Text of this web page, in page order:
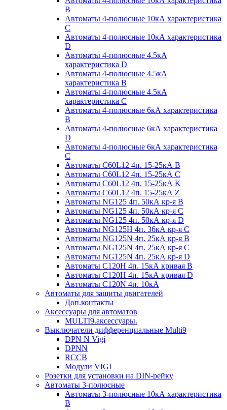
B
Автоматы 4-полюсные 10кА характеристика
C
Автоматы 4-полюсные 10кА характеристика
D
Автоматы 4-полюсные 4.5кА
характеристика D
Автоматы 4-полюсные 4.5кА
характеристика В
Автоматы 4-полюсные 4.5кА
характеристика С
Автоматы 4-полюсные 6кА характеристика
B
Автоматы 4-полюсные 6кА характеристика
D
Автоматы 4-полюсные 6кА характеристика
С
Автоматы C60L12 4п. 15-25кА B
Автоматы C60L12 4п. 15-25кА C
Автоматы C60L12 4п. 15-25кА K
Автоматы C60L12 4п. 15-25кА Z
Автоматы NG125 4п. 50кА кр-я B
Автоматы NG125 4п. 50кА кр-я C
Автоматы NG125 4п. 50кА кр-я D
Автоматы NG125H 4п. 36кА кр-я C
Автоматы NG125N 4п. 25кА кр-я B
Автоматы NG125N 4п. 25кА кр-я C
Автоматы NG125N 4п. 25кА кр-я D
Автоматы С120H 4п. 15кА кривая B
Автоматы С120H 4п. 15кА кривая D
Автоматы С120N 4п. 10кА
Автоматы для защиты двигателей
Доп.контакты
Аксессуары для автоматов
MULTI9.аксессуары.
Выключатели дифференциальные Multi9
DPN N Vigi
DPNN
RCCB
Модули VIGI
Розетки для установки на DIN-рейку
Автоматы 3-полюсные
Автоматы 3-полюсные 10кА характеристика
B